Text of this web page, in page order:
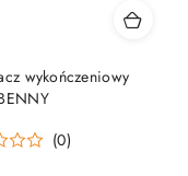
wykończeniowy
(0)